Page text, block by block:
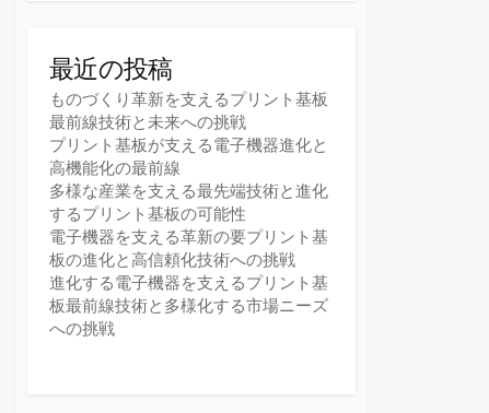
最近の投稿
ものづくり革新を支えるプリント基板
最前線技術と未来への挑戦
プリント基板が支える電子機器進化と
高機能化の最前線
多様な産業を支える最先端技術と進化
するプリント基板の可能性
電子機器を支える革新の要プリント基
板の進化と高信頼化技術への挑戦
進化する電子機器を支えるプリント基
板最前線技術と多様化する市場ニーズ
への挑戦